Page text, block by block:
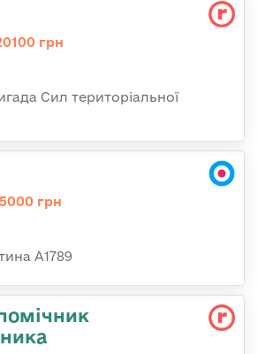
грн
Сил територіальної
грн
А1789